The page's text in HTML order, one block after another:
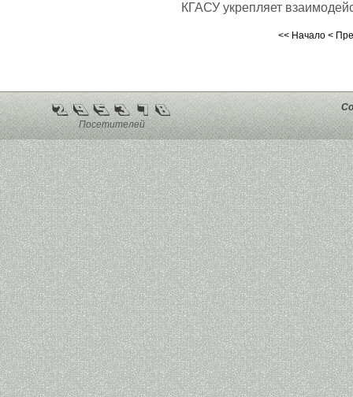
КГАСУ укрепляет
<< Начало <
Посетителей